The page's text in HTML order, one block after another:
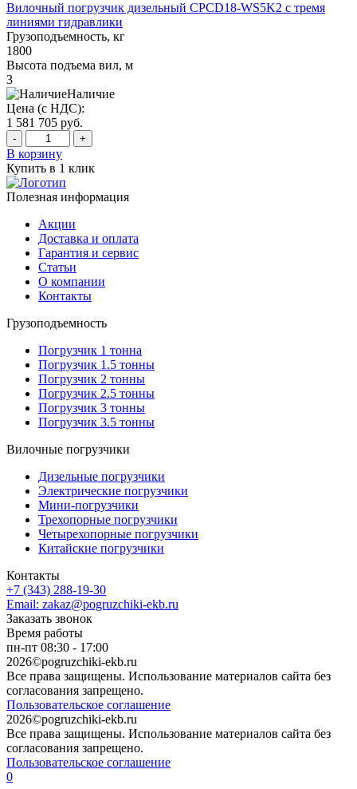
Вилочный погрузчик дизельный CPCD18-WS5K2 с тремя
линиями гидравлики
Грузоподъемность, кг
1800
Высота подъема вил, м
3
Наличие
Цена (с НДС):
1 581 705 руб.
- +
В корзину
Купить в 1 клик
Полезная информация
Акции
Доставка и оплата
Гарантия и сервис
Статьи
О компании
Контакты
Грузоподъемность
Погрузчик 1 тонна
Погрузчик 1.5 тонны
Погрузчик 2 тонны
Погрузчик 2.5 тонны
Погрузчик 3 тонны
Погрузчик 3.5 тонны
Вилочные погрузчики
Дизельные погрузчики
Электрические погрузчики
Мини-погрузчики
Трехопорные погрузчики
Четырехопорные погрузчики
Китайские погрузчики
Контакты
+7 (343) 288-19-30
Email: zakaz@pogruzchiki-ekb.ru
Заказать звонок
Время работы
пн-пт 08:30 - 17:00
2026©pogruzchiki-ekb.ru
Все права защищены. Использование материалов сайта без
согласования запрещено.
Пользовательское соглашение
2026©pogruzchiki-ekb.ru
Все права защищены. Использование материалов сайта без
согласования запрещено.
Пользовательское соглашение
0